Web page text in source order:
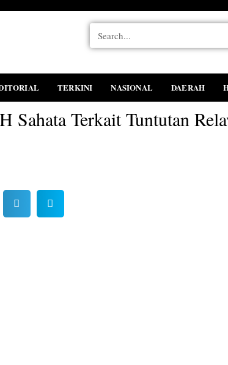
TERKINI NASIONAL DAERAH
Sahata Terkait Tuntutan